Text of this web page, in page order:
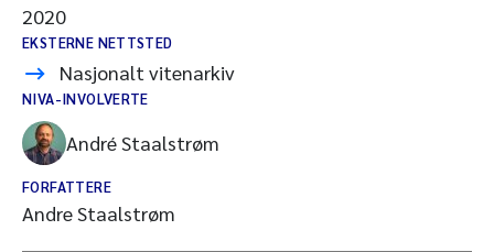
2020
EKSTERNE NETTSTED
Nasjonalt vitenarkiv
NIVA-INVOLVERTE
André Staalstrøm
FORFATTERE
Andre Staalstrøm